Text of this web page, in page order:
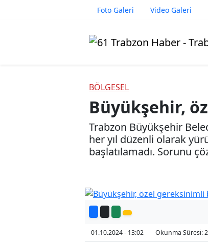
Foto Galeri Video Galeri
BÖLGESEL
Büyükşehir,
Trabzon Büyükşehir
her yıl düzenli olarak
başlatılamadı. Sorunu
01.10.2024 - 13:02 Okunma Süresi: